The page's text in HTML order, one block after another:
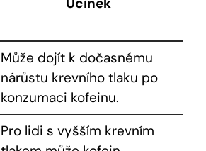
Může dojít k dočasnému
⁤nárůstu ⁢krevního tlaku ‍po
konzumaci kofeinu.
Pro‍ lidi s vyšším krevním